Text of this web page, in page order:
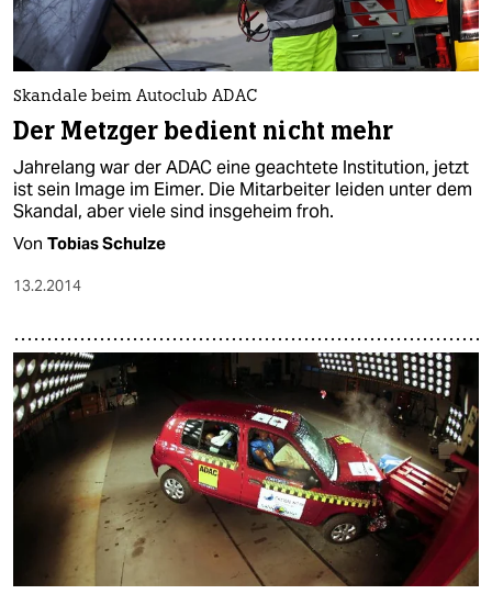
Skandale beim Autoclub ADAC
Der Metzger bedient nicht mehr
Jahrelang war der ADAC eine geachtete Institution, jetzt
ist sein Image im Eimer. Die Mitarbeiter leiden unter dem
Skandal, aber viele sind insgeheim froh.
Von Tobias Schulze
13.2.2014